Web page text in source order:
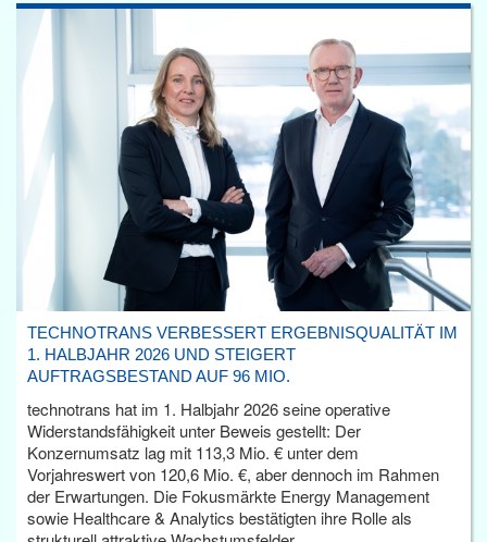
TECHNOTRANS VERBESSERT ERGEBNISQUALITÄT IM
1. HALBJAHR 2026 UND STEIGERT
AUFTRAGSBESTAND AUF 96 MIO.
technotrans hat im 1. Halbjahr 2026 seine operative
Widerstandsfähigkeit unter Beweis gestellt: Der
Konzernumsatz lag mit 113,3 Mio. € unter dem
Vorjahreswert von 120,6 Mio. €, aber dennoch im Rahmen
der Erwartungen. Die Fokusmärkte Energy Management
sowie Healthcare & Analytics bestätigten ihre Rolle als